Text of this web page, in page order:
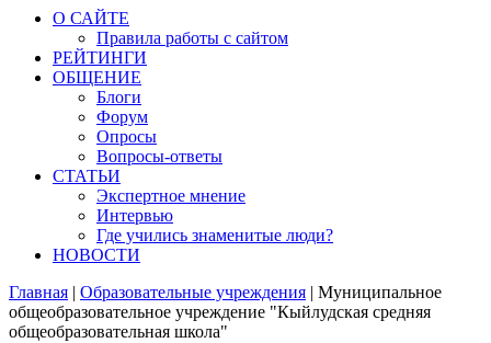
О САЙТЕ
Правила работы с сайтом
РЕЙТИНГИ
ОБЩЕНИЕ
Блоги
Форум
Опросы
Вопросы-ответы
СТАТЬИ
Экспертное мнение
Интервью
Где учились знаменитые люди?
НОВОСТИ
Главная | Образовательные учреждения | Муниципальное
общеобразовательное учреждение "Кыйлудская средняя
общеобразовательная школа"